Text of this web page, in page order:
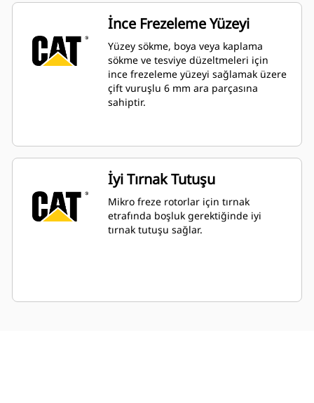
İnce Frezeleme Yüzeyi
Yüzey sökme, boya veya kaplama
sökme ve tesviye düzeltmeleri için
ince frezeleme yüzeyi sağlamak üzere
çift vuruşlu 6 mm ara parçasına
sahiptir.
İyi Tırnak Tutuşu
Mikro freze rotorlar için tırnak
etrafında boşluk gerektiğinde iyi
tırnak tutuşu sağlar.